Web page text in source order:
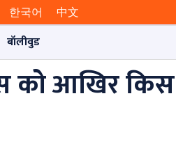
한국어
中文
बॉलीवुड
को आखिर